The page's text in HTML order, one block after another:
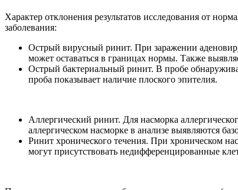
Характер отклонения результатов исследования от
заболевания:
Острый вирусный ринит. При заражении
может оставаться в границах нормы. Также
Острый бактериальный ринит. В пробе
проба показывает наличие плоского эпителия.
Аллергический ринит. Для насморка
аллергическом насморке в анализе выявляются
Ринит хронического течения. При хроническом
могут присутствовать недифференцированные